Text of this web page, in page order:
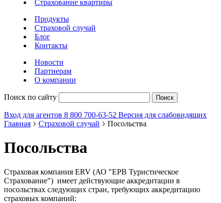
Страхование квартиры
Продукты
Страховой случай
Блог
Контакты
Новости
Партнерам
О компании
Поиск по сайту Поиск
Вход для агентов 8 800 700-63-52 Версия для слабовидящих
Главная
Страховой случай Посольства
Посольства
Страховая компания ERV (АО "ЕРВ Туристическое
Страхование") имеет действующие аккредитации в
посольствах следующих стран, требующих аккредитацию
страховых компаний: